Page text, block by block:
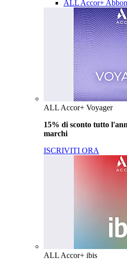
ALL Accor+
ALL Accor+ Voyager
15% di sconto tutto
marchi
ISCRIVITI ORA
ALL Accor+ ibis